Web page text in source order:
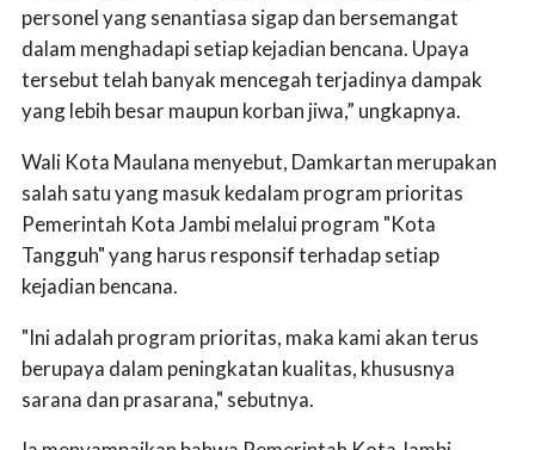
personel yang senantiasa sigap dan bersemangat
dalam menghadapi setiap kejadian bencana. Upaya
tersebut telah banyak mencegah terjadinya dampak
yang lebih besar maupun korban jiwa,” ungkapnya.
Wali Kota Maulana menyebut, Damkartan merupakan
salah satu yang masuk kedalam program prioritas
Pemerintah Kota Jambi melalui program "Kota
Tangguh" yang harus responsif terhadap setiap
kejadian bencana.
"Ini adalah program prioritas, maka kami akan terus
berupaya dalam peningkatan kualitas, khususnya
sarana dan prasarana," sebutnya.